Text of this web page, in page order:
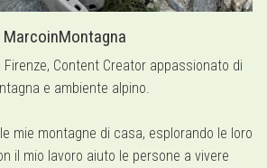
MarcoinMontagna
Firenze, Content Creator appassionato di
e ambiente alpino.
mie montagne di casa, esplorando le loro
il mio lavoro aiuto le persone a vivere